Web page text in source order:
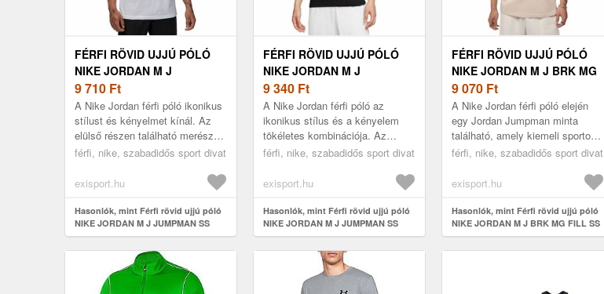
FÉRFI RÖVID UJJÚ PÓLÓ
NIKE JORDAN M J
JUMPMAN SS CREW-100-
WHITE
9 710 Ft
A Nike Jordan férfi póló ikonikus
stílust és kényelmet kínál. Az
elülső részen található merész
Jordan Jumpman minta sportos
férfi, nike, szabadidős sport divat
exisport.hu
Hasonlók, mint Férfi rövid ujjú póló
NIKE JORDAN M J JUMPMAN SS
CREW-100-White
FÉRFI RÖVID UJJÚ PÓLÓ
NIKE JORDAN M J
JUMPMAN SS CREW-011-
BLACK
9 340 Ft
A Nike Jordan férfi póló az
ikonikus stílus és a kényelem
tökéletes kombinációja. Az
elülső részen található merész
sp...
férfi, nike, szabadidős sport divat
exisport.hu
Hasonlók, mint Férfi rövid ujjú póló
NIKE JORDAN M J JUMPMAN SS
CREW-011-Black
FÉRFI RÖVID UJJÚ PÓLÓ
NIKE JORDAN M J BRK MG
FILL SS CREW
9 070 Ft
A Nike Jordan férfi póló elején
egy Jordan Jumpman minta
található, amely kiemeli sportos
és divatos dizájnját. A kerek
férfi, nike, szabadidős sport divat
exisport.hu
Hasonlók, mint Férfi rövid ujjú póló
NIKE JORDAN M J BRK MG FILL SS
CREW